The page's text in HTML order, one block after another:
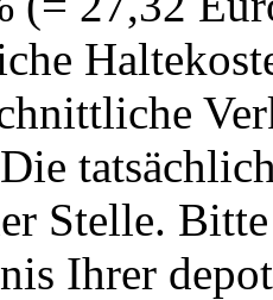
Stelle.
Ihrer